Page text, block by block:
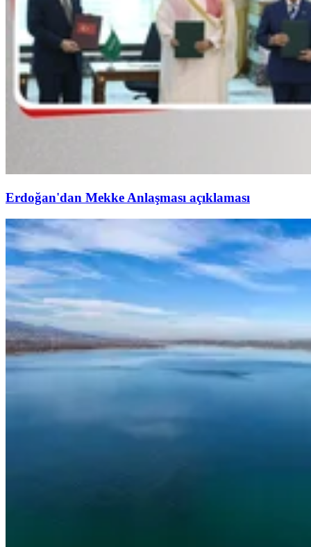
Erdoğan'dan Mekke Anlaşması açıklaması